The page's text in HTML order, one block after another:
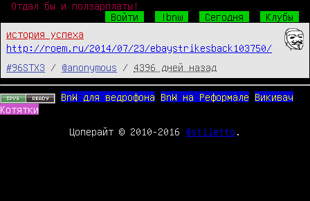
Отдал бы и ползарплаты!
Войти
!bnw Сегодня
Клубы
история успеха
http://roem.ru/2014/07/23/ebaystrikesback103750/
#96STX3
/ @anonymous / 4396 дней назад
BnW для ведрофона BnW на Реформале
Викивач
Котятки
Цоперайт © 2010-2016 @stiletto